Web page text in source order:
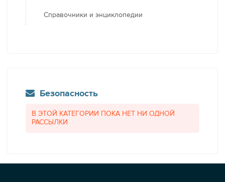
Справочники и энциклопедии
Безопасность
В ЭТОЙ КАТЕГОРИИ ПОКА НЕТ НИ ОДНОЙ
РАССЫЛКИ